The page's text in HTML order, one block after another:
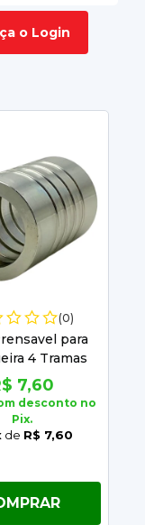
o Login
(0)
para
4 Tramas
3/8"
7,60
desconto no
Pix.
de R$ 7,60